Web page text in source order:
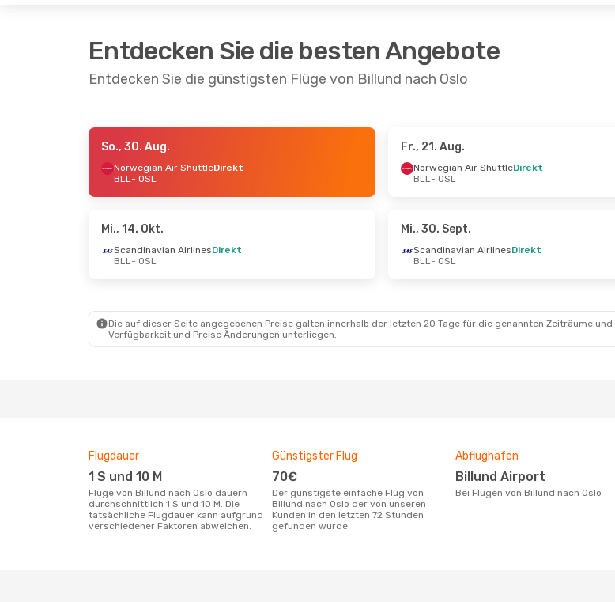
Entdecken Sie die besten Angebote
Entdecken Sie die günstigsten Flüge von Billund nach Oslo
- Mo., 24. Aug.
Norwegian Air ShuttleDirekt
- Mo., 14. Sept.
Norwegian Air ShuttleDirekt
- So., 18. Okt. - Mo., 28. Sept.
OSL
- BLL
So., 30. Aug.
Norwegian Air ShuttleDirekt
BLL- OSL
Fr., 21. Aug.
Norwegian Air ShuttleDirekt
BLL- OSL
Mi., 14. Okt.
Scandinavian AirlinesDirekt
BLL- OSL
Mi., 30. Sept.
Scandinavian AirlinesDirekt
BLL- OSL
Die auf dieser Seite angegebenen Preise galten innerhalb der letzten 20 Tage für die genannten Zeiträume
Verfügbarkeit und Preise Änderungen unterliegen.
Flugdauer
1 S und 10 M
Flüge von Billund nach Oslo dauern
durchschnittlich 1 S und 10 M. Die
tatsächliche Flugdauer kann aufgrund
verschiedener Faktoren abweichen.
Günstigster Flug
70€
Der günstigste einfache Flug von
Billund nach Oslo der von unseren
Kunden in den letzten 72 Stunden
gefunden wurde
Abflughafen
Billund Airport
Bei Flügen von Billund nach Oslo